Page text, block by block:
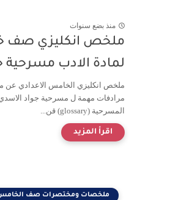
منذ بضع سنوات
ملخص انكليزي صف
لمادة الادب مسرحية
ملخص انكليزي الخامس الاعدادي عن
مرادفات مهمة ل مسرحية جواد
المسرحية (glossary) قن...
ملخصات ومختصرات صف الخامس